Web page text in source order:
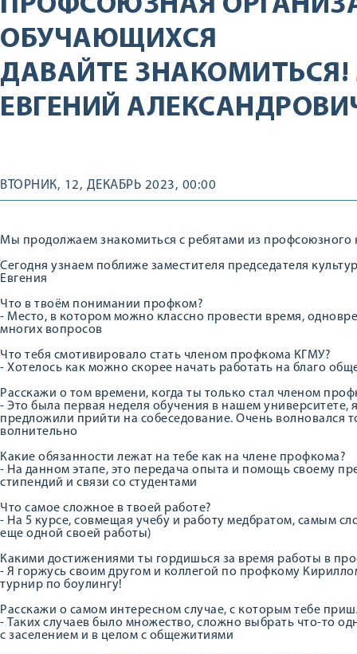
ОБУЧАЮЩИХСЯ
ДАВАЙТЕ
ЕВГЕНИЙ
ВТОРНИК, 12, ДЕКАБРЬ 2023, 00:00
Мы продолжаем знакомиться с ребятами из профсоюзного
Сегодня узнаем поближе заместителя председателя
Евгения
Что в твоём понимании профком?
- Место, в котором можно классно провести время,
многих вопросов
Что тебя смотивировало стать членом профкома КГМУ?
- Хотелось как можно скорее начать работать на благо
Расскажи о том времени, когда ты только стал членом
- Это была первая неделя обучения в нашем университете,
предложили прийти на собеседование. Очень волновался
волнительно
Какие обязанности лежат на тебе как на члене профкома?
- На данном этапе, это передача опыта и помощь своему
стипендий и связи со студентами
Что самое сложное в твоей работе?
- На 5 курсе, совмещая учебу и работу медбратом, самым
еще одной своей работы)
Какими достижениями ты гордишься за время работы в
- Я горжусь своим другом и коллегой по профкому
турнир по боулингу!
Расскажи о самом интересном случае, с которым тебе
- Таких случаев было множество, сложно выбрать что-то
с заселением и в целом с общежитиями